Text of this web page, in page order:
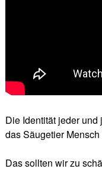
Die Identität jeder
das Säugetier
Das sollten wir zu